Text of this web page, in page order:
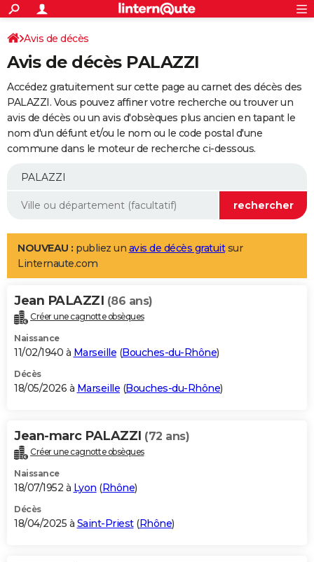
ACTUALITÉS
Politique
Société
Faits Divers
Education
Monde
Villes
+
SPORT
Coupe du monde 2026
Football
Tennis
Cyclisme
Rugby
Forum
Programme TV
TNT
Streaming
Cinéma
Sorties cinéma
Musique
+
FINANCE
Retraite
Epargne
Immobilier
Risques naturels par ville
Banque
Assurance
AUTO
Essais
Réserver un essai
Citadines
Berlines
SUV
Forum auto
+
Mobiles
Meilleur smartphone
Internet
Ordinateurs
Jeux vidéo
Guide high-tech
Aménagement intérieur
LIFESTYLE
Art de vivre
Bien-être
Loisirs
Mode
Modes de vie
Alimentation
Guide de la santé
Maladies
Médicaments
Sommeil
VOYAGE
Destinations
City break
Voyage nature
Voyage de noces
Forum
Climat
+PHOTO
GUIDES D'ACHAT
BONS PLANS
Carte de Noël
Carte Bonne année
Carte Saint-Valentin
Carte Pâques
Carte d'anniversaire
DICTIONNAIRE
Dictionnaire
Biographies
Citations
Expressions
Proverbes
PROGRAMME TV
S'inscrire
Se connecter
Lycées
Collèges
Primaires
Universités
Entreprises
Service militaire
Avis de recherche
AVIS DE DÉCÈS
Avis de décès
Avis de décès PALAZZI
Accédez gratuitement sur cette page au carnet des décès des
PALAZZI. Vous pouvez affiner votre recherche ou trouver un
avis de décès ou un avis d'obsèques plus ancien en tapant le
nom d'un défunt et/ou le nom ou le code postal d'une
commune dans le moteur de recherche ci-dessous.
NOUVEAU : publiez un avis de décès gratuitsur
Linternaute.com
Jean PALAZZI (86 ans)
Créer une cagnotte obsèques
Naissance
11/02/1940 à Marseille (Bouches-du-Rhône)
Décès
18/05/2026 à Marseille (Bouches-du-Rhône)
Jean-marc PALAZZI (72 ans)
Créer une cagnotte obsèques
Naissance
18/07/1952 à Lyon (Rhône)
Décès
18/04/2025 à Saint-Priest(Rhône)